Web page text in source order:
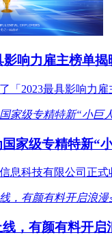
影响力雇主榜单
「2023最具影响力
家级专精特新“
息科技有限公司正
，有颜有料开启